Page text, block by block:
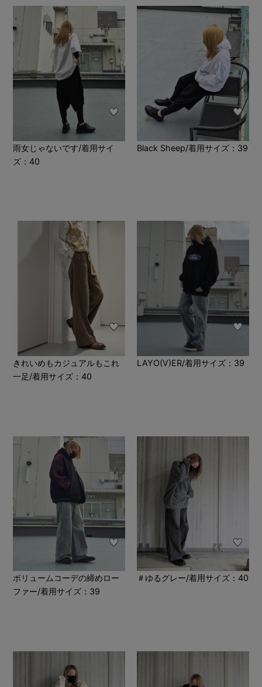
雨女じゃないです/着用サイ
ズ：40
Black Sheep/着用サイズ：39
きれいめもカジュアルもこれ
一足/着用サイズ：40
LAYO(V)ER/着用サイズ：39
ボリュームコーデの締めロー
ファー/着用サイズ：39
＃ゆるグレー/着用サイズ：40